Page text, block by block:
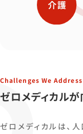
Challenges We Address
ゼロメディカル
ゼロメディカルは、